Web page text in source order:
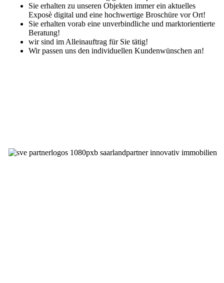
Sie erhalten zu unseren Objekten immer ein aktuelles
Exposè digital und eine hochwertige Broschüre vor Ort!
Sie erhalten vorab eine unverbindliche und marktorientierte
Beratung!
wir sind im Alleinauftrag für Sie tätig!
Wir passen uns den individuellen Kundenwünschen an!